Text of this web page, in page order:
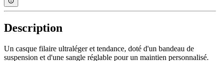
Description
Un casque filaire ultraléger et tendance, doté d'un bandeau de
suspension et d'une sangle réglable pour un maintien personnalisé.